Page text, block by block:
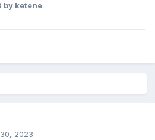
by ketene
2023